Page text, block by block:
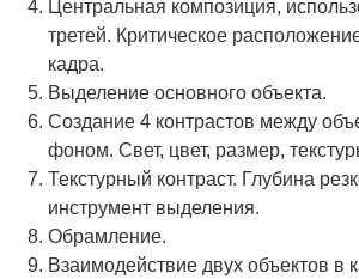
Центральная композиция,
третей. Критическое
кадра.
Выделение основного объекта.
Создание 4 контрастов между
фоном. Свет, цвет, размер,
Текстурный контраст. Глубина
инструмент выделения.
Обрамление.
Взаимодействие двух объектов в